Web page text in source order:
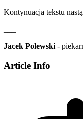
Kontynuacja tekstu
Jacek Polewski -
Article Info